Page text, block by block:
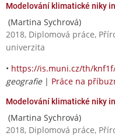
Modelování klimatické niky
(Martina Sychrová)
2018, Diplomová práce,
univerzita
• https://is.muni.cz/th/
geografie| Práce na
Modelování klimatické niky
(Martina Sychrová)
2018, Diplomová práce,